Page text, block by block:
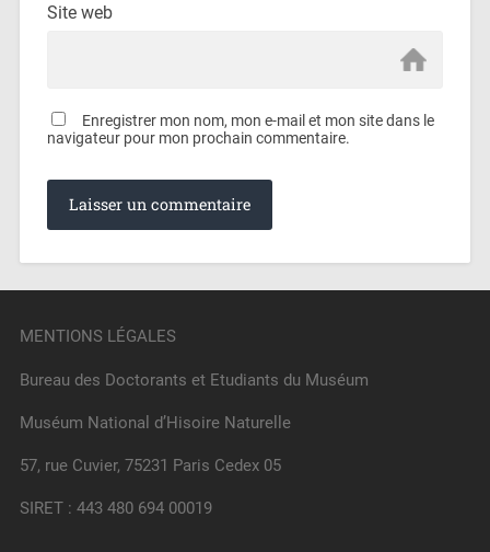
Site web
Enregistrer mon nom, mon e-mail et mon site dans le
navigateur pour mon prochain commentaire.
MENTIONS LÉGALES
Bureau des Doctorants et Etudiants du Muséum
Muséum National d’Hisoire Naturelle
57, rue Cuvier, 75231 Paris Cedex 05
SIRET : 443 480 694 00019